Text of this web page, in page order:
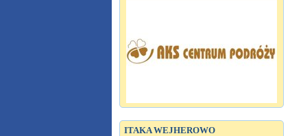
ITAKA WEJHEROWO